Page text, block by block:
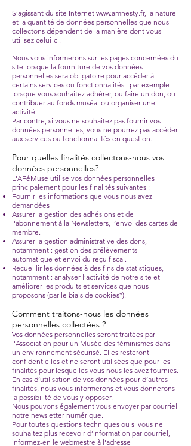
S’agissant du site Internet www.amnesty.fr, la nature
et la quantité de données personnelles que nous
collectons dépendent de la manière dont vous
utilisez celui-ci.
Nous vous informerons sur les pages concernées du
site lorsque la fourniture de vos données
personnelles sera obligatoire pour accéder à
certains services ou fonctionnalités : par exemple
lorsque vous souhaitez adhérer, ou faire un don, ou
contribuer au fonds muséal ou organiser une
activité.
Par contre, si vous ne souhaitez pas fournir vos
données personnelles, vous ne pourrez pas accéder
aux services ou fonctionnalités en question.
Pour quelles finalités collectons-nous vos
données personnelles?
L'AFéMuse utilise vos données personnelles
principalement pour les finalités suivantes :
Fournir les informations que vous nous avez
demandées
Assurer la gestion des adhésions et de
l'abonnement à la Newsletters, l’envoi des cartes de
membre.
Assurer la gestion administrative des dons,
notamment : gestion des prélèvements
automatique et envoi du reçu fiscal.
Recueillir les données à des fins de statistiques,
notamment : analyser l’activité de notre site et
améliorer les produits et services que nous
proposons (par le biais de cookies*).
Comment traitons-nous les données
personnelles collectées ?
Vos données personnelles seront traitées par
l'Association pour un Musée des féminismes dans
un environnement sécurisé. Elles resteront
confidentielles et ne seront utilisées que pour les
finalités pour lesquelles vous nous les avez fournies.
En cas d’utilisation de vos données pour d’autres
finalités, nous vous informerons et vous donnerons
la possibilité de vous y opposer.
Nous pouvons également vous envoyer par courriel
notre newsletter numérique.
Pour toutes questions techniques ou si vous ne
souhaitez plus recevoir d’information par courriel,
informez-en le webmestre à l'adresse